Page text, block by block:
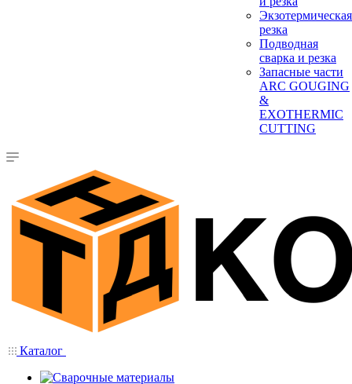
Экзотермическая
резка
Подводная
сварка и резка
Запасные части
ARC GOUGING
&
EXOTHERMIC
CUTTING
Каталог